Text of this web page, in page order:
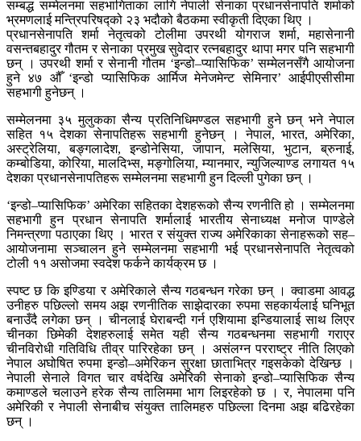
सम्बद्ध सम्मेलनमा सहभागिताका लागि नेपाली सेनाका प्रधानसेनापति शर्माको
भ्रमणलाई मन्त्रिपरिषद्को २३ भदौको बैठकमा स्वीकृती दिएका थिए ।
प्रधानसेनापति शर्मा नेतृत्वको टोलीमा उपरथी योगराज शर्मा, महासेनानी
वसन्तबहादुर गौतम र सेनाका प्रमुख सुवेदार रत्नबहादुर थापा मगर पनि सहभागी
छन् । उपरथी शर्मा र सेनानी गौतम ‘इन्डो–प्यासिफिक’ सम्मेलनसँगै आयोजना
हुने ४७ औँ ‘इन्डो प्यासिफिक आर्मिज मेनेजमेन्ट सेमिनार’ आईपीएसीसीमा
सहभागी हुनेछन् ।
सम्मेलनमा ३५ मुलुकका सैन्य प्रतिनिधिमण्डल सहभागी हुने छन् भने नेपाल
सहित १५ देशका सेनापतिहरू सहभागी हुनेछन् । नेपाल, भारत, अमेरिका,
अस्ट्रेलिया, बङ्गलादेश, इन्डोनेसिया, जापान, मलेसिया, भुटान, ब्रुनाई,
कम्बोडिया, कोरिया, मालदिभ्स, मङ्गोलिया, म्यानमार, न्युजिल्याण्ड लगायत १५
देशका प्रधानसेनापतिहरू सम्मेलनमा सहभागी हुन दिल्ली पुगेका छन् ।
‘इन्डो–प्यासिफिक’ अमेरिका सहितका देशहरूको सैन्य रणनीति हो । सम्मेलनमा
सहभागी हुन प्रधान सेनापति शर्मालाई भारतीय सेनाध्यक्ष मनोज पाण्डेले
निमन्त्रणा पठाएका थिए । भारत र संयुक्त राज्य अमेरिकाका सेनाहरूको सह–
आयोजनामा सञ्चालन हुने सम्मेलनमा सहभागी भई प्रधानसेनापति नेतृत्वको
टोली ११ असोजमा स्वदेश फर्कने कार्यक्रम छ ।
स्पष्ट छ कि इण्डिया र अमेरिकाले सैन्य गठबन्धन गरेका छन् । क्वाडमा आवद्ध
उनीहरु पछिल्लो समय अझ रणनीतिक साझेदारका रुपमा सहकार्यलाई घनिभूत
बनाउँदै लगेका छन् । चीनलाई घेराबन्दी गर्न एशियामा इन्डियालाई साथ लिएर
चीनका छिमेकी देशहरुलाई समेत यही सैन्य गठबन्धनमा सहभागी गराएर
चीनविरोधी गतिविधि तीव्र पारिरहेका छन् । असंलग्न परराष्ट्र नीति लिएको
नेपाल अघोषित रुपमा इन्डो–अमेरिकन सुरक्षा छाताभित्र गइसकेको देखिन्छ ।
नेपाली सेनाले विगत चार वर्षदेखि अमेरिकी सेनाको इन्डो–प्यासिफिक सैन्य
कमाण्डले चलाउने हरेक सैन्य तालिममा भाग लिइरहेको छ । र, नेपालमा पनि
अमेरिकी र नेपाली सेनाबीच संयुक्त तालिमहरु पछिल्ला दिनमा अझ बढिरहेका
छन् ।